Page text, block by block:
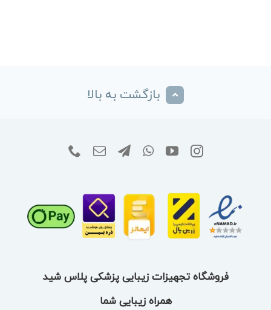
بازگشت به بالا
فروشگاه تجهیزات زیبایی پزشکی پلاس شید
همراه زیبایی شما